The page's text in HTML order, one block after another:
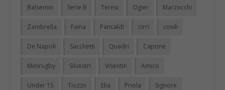
Balsemin Serie B Teresi Ogier Marzocchi
Zambrella Faina Pancaldi cirri covili
De Napoli Sacchetti Quadri Capone
Minirugby Silvestri Visentin Amico
Under 15 Tiozzo Elia Priola Signore